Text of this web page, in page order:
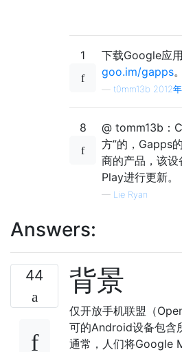
1
下载Google应
goo.im/gapps。
t0mm13b 2012年
8
@ tomm13b：
方”的，Gapps
商的产品，该
Play进行更新。
— Lie Ryan
Answers:
44 背景
仅开放手机联盟（
可的Android设备包含
通常，人们将Google